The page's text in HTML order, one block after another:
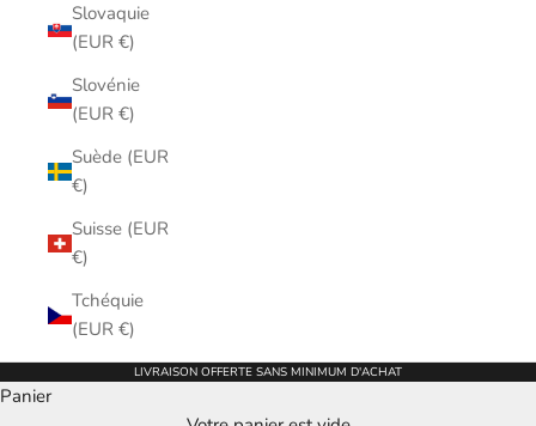
Slovaquie
(EUR €)
Slovénie
(EUR €)
Suède (EUR
€)
Suisse (EUR
€)
Tchéquie
(EUR €)
LIVRAISON OFFERTE SANS MINIMUM D'ACHAT
Panier